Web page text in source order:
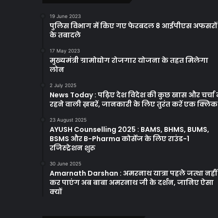
19 June 2023
पुलिस विभाग में किए गए फेरबदल 8 आईपीएस अफसरों
के तबादले
17 May 2023
मुख्यमंत्री ग्रामोद्योग रोजगार योजना के तहत मिलेगा
लोन
2 July 2025
News Today : पढ़िए देश विदेश की कुछ खास और चर्चा
रहने वाली ख़बरें, जानकारी के लिए तुरंत करें एक
23 August 2025
AYUSH Counselling 2025 : BAMS, BHMS, BUMS,
BSMS और B-Pharma कोर्सेज के लिए राउंड-1
रजिस्ट्रेशन शुरू
30 June 2025
Amarnath Darshan : अमरनाथ यात्रा पहले जत्था नहीं
कर पाएंग अब बाबा अमरनाथ जी के दर्शन, जानिए ऐसा
क्यों